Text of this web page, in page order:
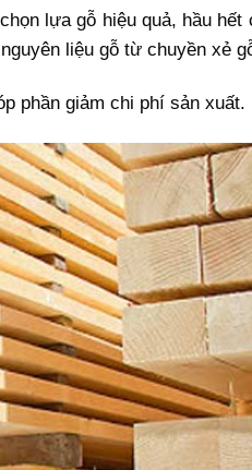
lựa gỗ hiệu quả, hầu hết
liệu gỗ từ chuyền xẻ
phần giảm chi phí sản xuất.